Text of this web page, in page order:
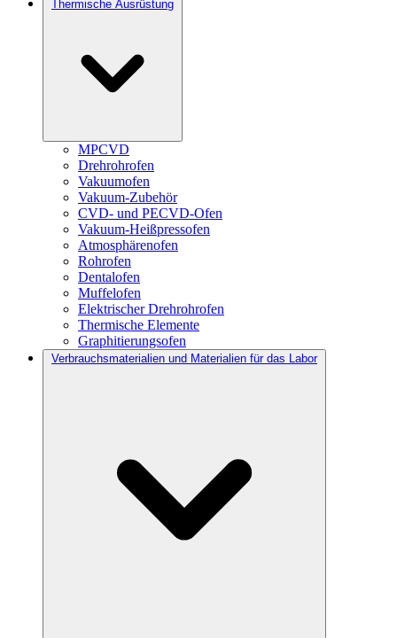
Thermische Ausrüstung
MPCVD
Drehrohrofen
Vakuumofen
Vakuum-Zubehör
CVD- und PECVD-Ofen
Vakuum-Heißpressofen
Atmosphärenofen
Rohrofen
Dentalofen
Muffelofen
Elektrischer Drehrohrofen
Thermische Elemente
Graphitierungsofen
Verbrauchsmaterialien und Materialien für das Labor